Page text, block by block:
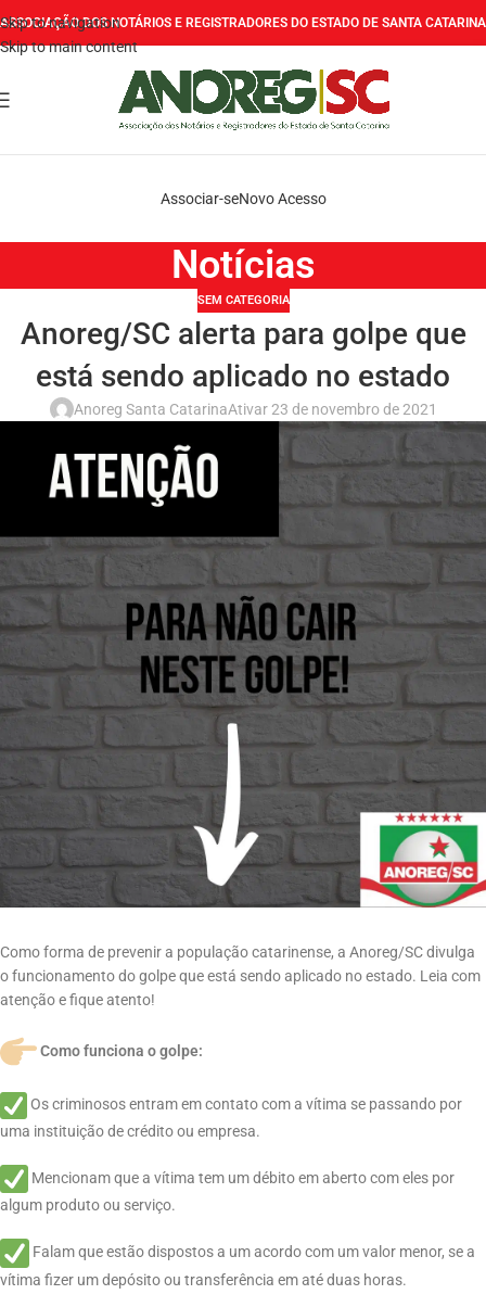
Skip to navigation
Skip to main content
ASSOCIAÇÃO DOS NOTÁRIOS E REGISTRADORES DO ESTADO DE SANTA CATARINA
Associar-seNovo Acesso
Notícias
SEM CATEGORIA
Anoreg/SC alerta para golpe que
está sendo aplicado no estado
Anoreg Santa CatarinaAtivar 23 de novembro de 2021
Como forma de prevenir a população catarinense, a Anoreg/SC divulga
o funcionamento do golpe que está sendo aplicado no estado. Leia com
atenção e fique atento!
Como funciona o golpe:
Os criminosos entram em contato com a vítima se passando por
uma instituição de crédito ou empresa.
Mencionam que a vítima tem um débito em aberto com eles por
algum produto ou serviço.
Falam que estão dispostos a um acordo com um valor menor, se a
vítima fizer um depósito ou transferência em até duas horas.